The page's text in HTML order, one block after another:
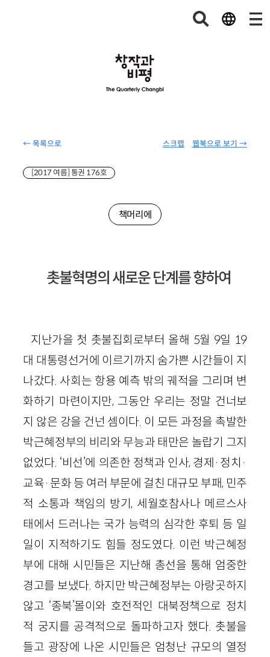
← 목록으로 웹북으로 보기 →
스크랩
[2017 여름] 통권 176호
책머리에
촛불혁명의 새로운 단계를 향하여
지난가을 첫 촛불집회로부터 올해 5월 9일 19
대 대통령선거에 이르기까지 숨가쁜 시간들이 지
나갔다. 사회는 항용 예측 밖의 궤적을 그리며 변
화하기 마련이지만, 그동안 우리는 정말 건너보
지 않은 강을 건넌 셈이다. 이 모든 과정을 촉발한
박근혜정부의 비리와 무능과 태만은 놀랍기 그지
없었다. ‘비선’에 의존한 정책과 인사, 경제·정치·
교육·문화 등 여러 부문에 걸친 대규모 부패, 민주
적 소통과 책임의 방기, 세월호참사나 메르스사
태에서 드러나는 국가 능력의 심각한 후퇴 등 일
일이 지적하기도 힘들 정도였다. 이런 박근혜정
부에 대해 시민들은 지난해 총선을 통해 엄중한
경고를 보냈다. 하지만 박근혜정부는 아랑곳하지
않고 ‘종북’몰이와 호전적인 대북정책으로 정치
적 궁지를 공격적으로 돌파하고자 했다. 촛불을
들고 광장에 나온 시민들은 엄청난 규모의 열정